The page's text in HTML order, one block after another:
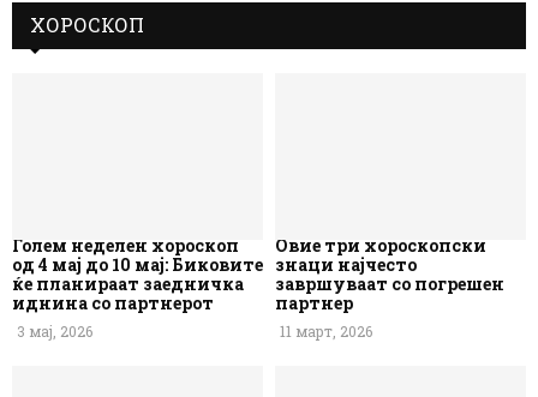
ХОРОСКОП
Голем неделен хороскоп
од 4 мај до 10 мај: Биковите
ќе планираат заедничка
иднина со партнерот
3 мај, 2026
Овие три хороскопски
знаци најчесто
завршуваат со погрешен
партнер
11 март, 2026